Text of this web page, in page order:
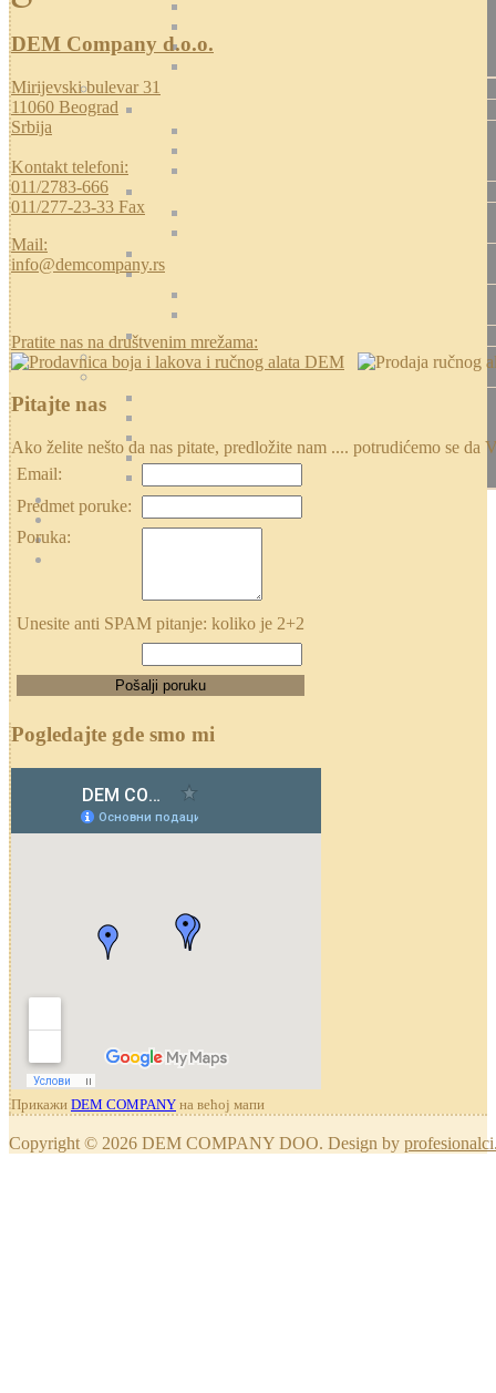
DEM Company d.o.o.
Mirijevski bulevar 31
11060 Beograd
Srbija
Kontakt telefoni:
011/2783-666
011/277-23-33 Fax
Mail:
info@demcompany.rs
Pratite nas na društvenim mrežama:
Pitajte nas
Ako želite nešto da nas pitate, predložite nam .... potrudićemo se
Email:
Predmet poruke:
Poruka:
Unesite anti SPAM pitanje: koliko je 2+2
Pogledajte gde smo mi
Прикажи DEM COMPANY на већој мапи
Copyright © 2026 DEM COMPANY DOO. Design by